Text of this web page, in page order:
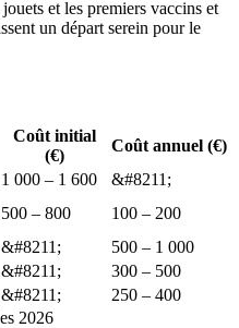
et les premiers vaccins et
un départ serein pour le
Coût initial
(€)
Coût annuel (€)
1 000 – 1 600
&#8211;
500 – 800
100 – 200
&#8211;
500 – 1 000
&#8211;
300 – 500
&#8211;
250 – 400
2026